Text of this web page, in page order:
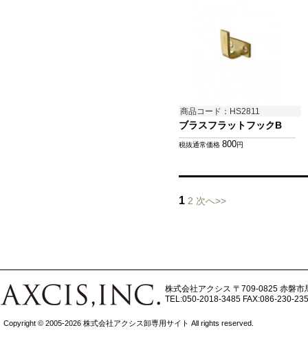
商品コード：HS2811
ブラスフラットフックB
税抜通常価格 800円
1 2 次へ>>
株式会社アクシス 〒709-0825 赤磐市
TEL:050-2018-3485 FAX:086-230-
Copyright © 2005-2026 株式会社アクシス卸専用サイト All rights reserved.